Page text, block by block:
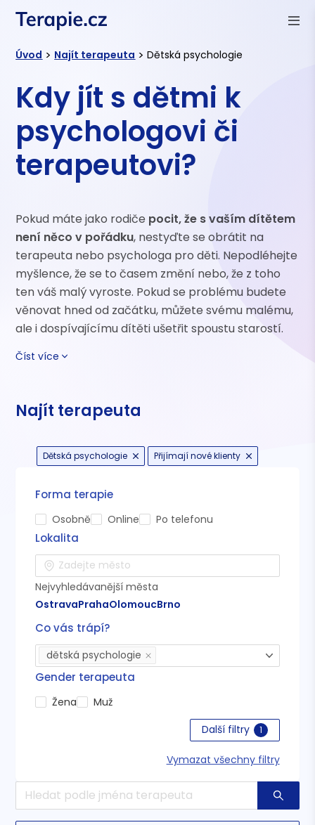
Úvod > Najít terapeuta > Dětská psychologie
Kdy jít s dětmi k
psychologovi či
terapeutovi?
Pokud máte jako rodiče pocit, že s vaším dítětem
není něco v pořádku, nestyďte se obrátit na
terapeuta nebo psychologa pro děti. Nepodléhejte
myšlence, že se to časem změní nebo, že z toho
ten váš malý vyroste. Pokud se problému budete
věnovat hned od začátku, můžete svému malému,
ale i dospívajícímu dítěti ušetřit spoustu starostí.
Číst více
Najít terapeuta
Forma terapie
Osobně Online Po telefonu
Lokalita
Nejvyhledávanější města
OstravaPrahaOlomoucBrno
Co vás trápí?
dětská psychologie
Gender terapeuta
Žena
Muž
Další filtry
1
Vymazat všechny filtry
Dětská psychologie Přijímají nové klienty